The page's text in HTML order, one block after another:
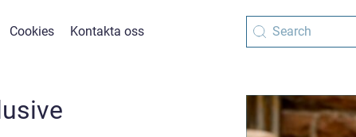
Cookies Kontakta oss